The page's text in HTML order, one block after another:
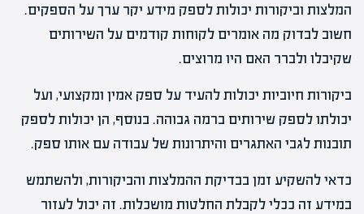
המלצות וביקורות יכולות לספק מידע יקר ערך על הספקים.
חשוב לבדוק מה אומרים לקוחות קודמים על השירותים
שקיבלו ולברר האם היו מרוצים.
ביקורות חיוביות יכולות להעיד על ספק אמין ומקצועי, ועל
יכולתו לספק שירותים ברמה גבוהה. בנוסף, הן יכולות לספק
תובנות לגבי האתגרים והיתרונות של עבודה עם אותו ספק.
כדאי להשקיע זמן בבדיקת ההמלצות והביקורות, ולהשתמש
במידע זה ככלי לקבלת החלטות מושכלות. זה יכול לעזור